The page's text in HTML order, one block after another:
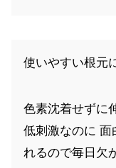
使いやすい根元
色素沈着せずに
低刺激なのに 面
れるので毎日欠